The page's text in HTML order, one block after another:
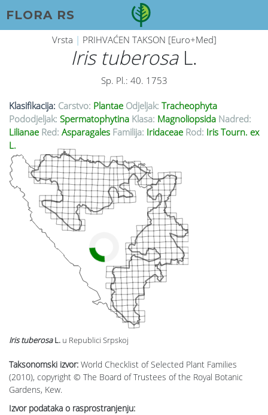
FLORA RS
Vrsta | PRIHVAĆEN TAKSON [Euro+Med]
Iris tuberosaL.
Sp. Pl.: 40. 1753
Klasifikacija: Carstvo: Plantae Odjeljak: Tracheophyta
Pododjeljak: Spermatophytina Klasa: Magnoliopsida Nadred:
Lilianae Red: Asparagales Familija: Iridaceae Rod: Iris Tourn. ex
L.
Taksonomski izvor: World Checklist of Selected Plant Families
(2010), copyright © The Board of Trustees of the Royal Botanic
Gardens, Kew.
Izvor podataka o rasprostranjenju:
Iris tuberosaL. u Republici Srpskoj